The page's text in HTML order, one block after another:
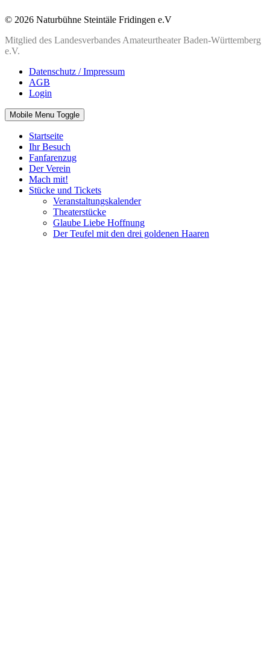
© 2026 Naturbühne Steintäle Fridingen e.V
Mitglied des Landesverbandes Amateurtheater Baden-Württemberg
e.V.
Datenschutz / Impressum
AGB
Login
Mobile Menu Toggle
Startseite
Ihr Besuch
Fanfarenzug
Der Verein
Mach mit!
Stücke und Tickets
Veranstaltungskalender
Theaterstücke
Glaube Liebe Hoffnung
Der Teufel mit den drei goldenen Haaren